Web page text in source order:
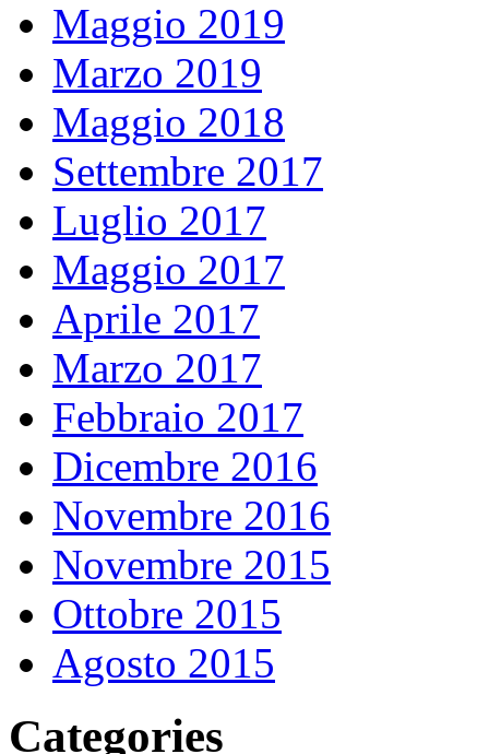
Maggio 2019
Marzo 2019
Maggio 2018
Settembre 2017
Luglio 2017
Maggio 2017
Aprile 2017
Marzo 2017
Febbraio 2017
Dicembre 2016
Novembre 2016
Novembre 2015
Ottobre 2015
Agosto 2015
Categories